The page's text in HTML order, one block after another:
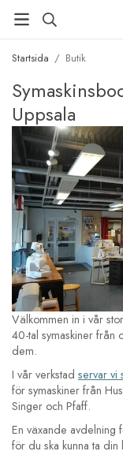
Startsida / Butik
Uppsala
Välkommen in i vår
40-tal symaskiner från
dem.
I vår verkstad servar vi
för symaskiner från
Singer och Pfaff.
En växande avdelning
för du ska kunna ta din